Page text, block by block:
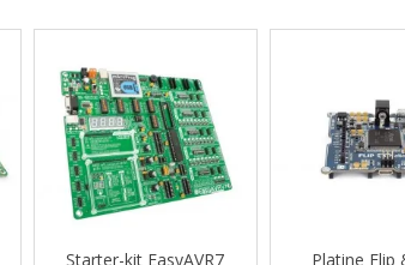
Starter-kit EasyAVR7
Platine Flip